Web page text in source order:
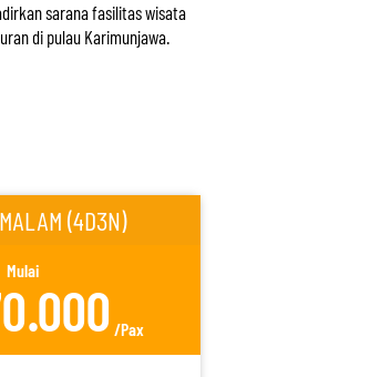
sarana fasilitas wisata
di pulau Karimunjawa.
(4D3N)
Mulai
/Pax